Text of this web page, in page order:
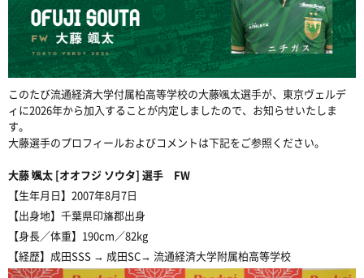
このたび流通経済大学付属柏高等学校の大藤颯太選手が、東京ヴェルデ
ィに2026年から加入することが内定しましたので、お知らせいたしま
す。
大藤選手のプロフィールおよびコメントは下記をご参照ください。
大藤 颯太 [オオフジ ソウタ] 選手 FW
【生年月日】 2007年8月7日
【出身地】 千葉県印旛郡出身
【身長／体重】190cm／82kg
【経歴】 成田SSS → 成田SC→ 流通経済大学附属柏高等学校